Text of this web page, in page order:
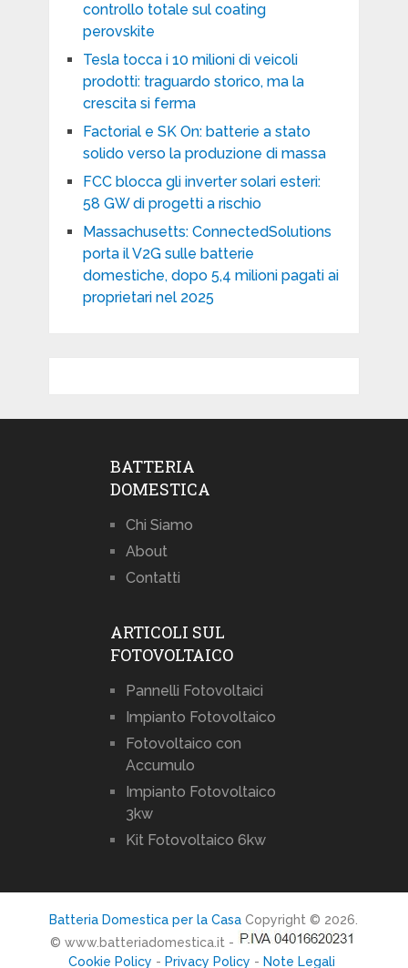
controllo totale sul coating
perovskite
Tesla tocca i 10 milioni di veicoli
prodotti: traguardo storico, ma la
crescita si ferma
Factorial e SK On: batterie a stato
solido verso la produzione di massa
FCC blocca gli inverter solari esteri:
58 GW di progetti a rischio
Massachusetts: ConnectedSolutions
porta il V2G sulle batterie
domestiche, dopo 5,4 milioni pagati ai
proprietari nel 2025
BATTERIA
DOMESTICA
Chi Siamo
About
Contatti
ARTICOLI SUL
FOTOVOLTAICO
Pannelli Fotovoltaici
Impianto Fotovoltaico
Fotovoltaico con
Accumulo
Impianto Fotovoltaico
3kw
Kit Fotovoltaico 6kw
Batteria Domestica per la Casa Copyright © 2026.
© www.batteriadomestica.it -
Cookie Policy - Privacy Policy - Note Legali